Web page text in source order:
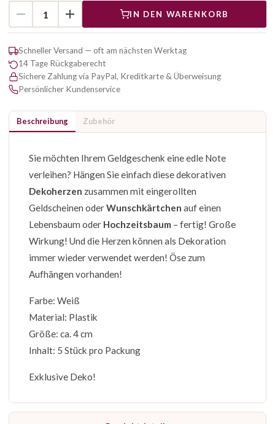
IN DEN WARENKORB
Schneller Versand — oft am nächsten Werktag
14 Tage Rückgaberecht
Sichere Zahlung via PayPal, Kreditkarte & Überweisung
Persönlicher Kundenservice
Beschreibung Zubehör
Sie möchten Ihrem Geldgeschenk eine edle Note
verleihen? Hängen Sie einfach diese dekorativen
Dekoherzen zusammen mit eingerollten
Geldscheinen oderWunschkärtchen auf einen
Lebensbaum oder Hochzeitsbaum – fertig! Große
Wirkung! Und die Herzen können als Dekoration
immer wieder verwendet werden! Öse zum
Aufhängen vorhanden!
Farbe: Weiß
Material: Plastik
Größe: ca. 4 cm
Inhalt: 5 Stück pro Packung
Exklusive Deko!